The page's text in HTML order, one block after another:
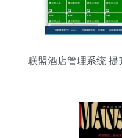
联盟酒店管理系统